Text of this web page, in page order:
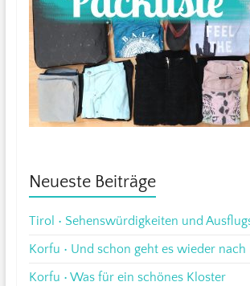
Neueste Beiträge
Tirol • Sehenswürdigkeiten und
Korfu • Und schon geht es wieder nach
Korfu • Was für ein schönes Kloster